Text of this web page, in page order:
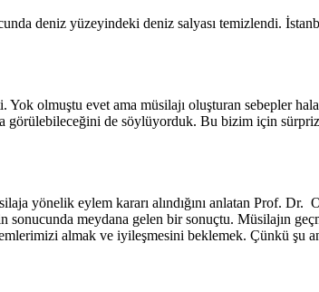
deniz yüzeyindeki deniz salyası temizlendi.
olmuştu evet ama müsilajı oluşturan sebepler
de söylüyorduk. Bu bizim için
yönelik eylem kararı alındığını anlatan Prof. Dr.
meydana gelen bir sonuçtu. Müsilajın
almak ve iyileşmesini beklemek. Çünkü şu